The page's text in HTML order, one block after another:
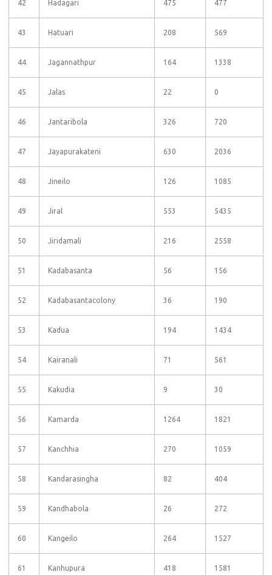
42 Hadagari 475 477
43 Hatuari 208 569
44 Jagannathpur 164 1338
45 Jalas 22 0
46 Jantaribola 326 720
47 Jayapurakateni 630 2036
48 Jineilo 126 1085
49 Jiral 553 5435
50 Jiridamali 216 2558
51 Kadabasanta 56 156
52 Kadabasantacolony 36 190
53 Kadua 194 1434
54 Kairanali 71 561
55 Kakudia 9 30
56 Kamarda 1264 1821
57 Kanchhia 270 1059
58 Kandarasingha 82 404
59 Kandhabola 26 272
60 Kangeilo 264 1527
61 Kanhupura 418 1581